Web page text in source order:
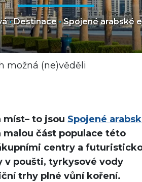
•Destinace•Spojené arabské
možná (ne)věděli
to jsou Spojené
část populace této
centry a
v poušti, tyrkysové vody
trhy plné vůní koření.